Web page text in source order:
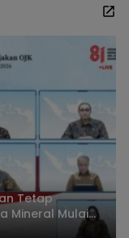
Tetap
Mineral Mulai